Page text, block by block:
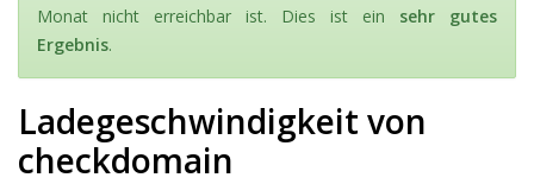
Monat nicht erreichbar ist. Dies ist ein sehr gutes
Ergebnis.
Ladegeschwindigkeit von
checkdomain